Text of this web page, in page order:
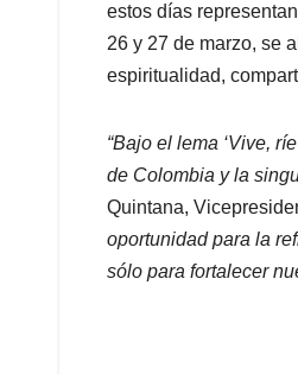
estos días
26 y 27 de marzo, se
espiritualidad,
“Bajo el lema ‘Vive,
de Colombia y la
Quintana,
oportunidad para la
sólo para fortalecer